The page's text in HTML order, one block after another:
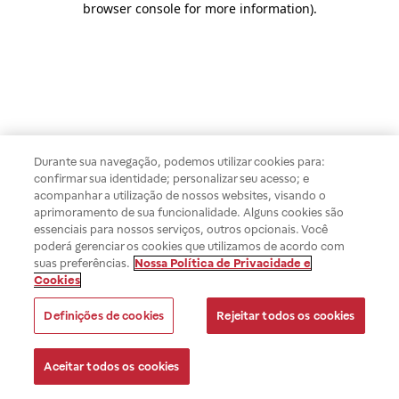
browser console for more information).
Durante sua navegação, podemos utilizar cookies para:
confirmar sua identidade; personalizar seu acesso; e
acompanhar a utilização de nossos websites, visando o
aprimoramento de sua funcionalidade. Alguns cookies são
essenciais para nossos serviços, outros opcionais. Você
poderá gerenciar os cookies que utilizamos de acordo com
suas preferências. Nossa Política de Privacidade e
Cookies
Definições de cookies Rejeitar todos os cookies
Aceitar todos os cookies